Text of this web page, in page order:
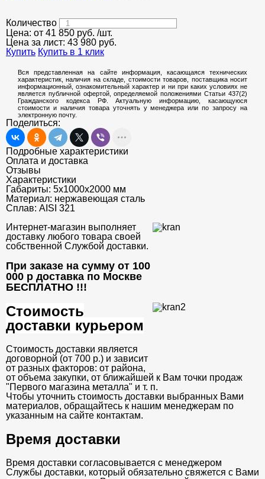
Количество
Цена: от 41 850 руб. /шт.
Цена за лист: 43 980 руб.
Купить Купить в 1 клик
Вся представленная на сайте информация, касающаяся технических
характеристик, наличия на складе, стоимости товаров, поставщика носит
информационный, ознакомительный характер и ни при каких условиях не
является публичной офертой, определяемой положениями Статьи 437(2)
Гражданского кодекса РФ. Актуальную информацию, касающуюся
стоимости и наличия товара уточнять у менеджера или по запросу на
электронную почту.
Поделиться:
Подробные характеристики
Оплата и доставка
Отзывы
Характеристики
Габариты: 5х1000х2000 мм
Материал: нержавеющая сталь
Сплав: AISI 321
Интернет-магазин выполняет
доставку любого товара своей
собственной Службой доставки.
При заказе на сумму от 100
000 р доставка по Москве
БЕСПЛАТНО !!!
Стоимость
доставки курьером
Стоимость доставки является
договорной (от 700 р.) и зависит
от разных факторов: от района,
от объема закупки, от ближайшей к Вам точки продаж
"Первого магазина металла" и т. п.
Чтобы уточнить стоимость доставки выбранных Вами
материалов, обращайтесь к нашим менеджерам по
указанным на сайте контактам.
Время доставки
Время доставки согласовывается с менеджером
Службы доставки, который обязательно свяжется с Вами